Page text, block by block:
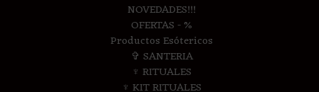
NOVEDADES!!!
OFERTAS - %
Productos Esótericos
✞ SANTERIA
♆ RITUALES